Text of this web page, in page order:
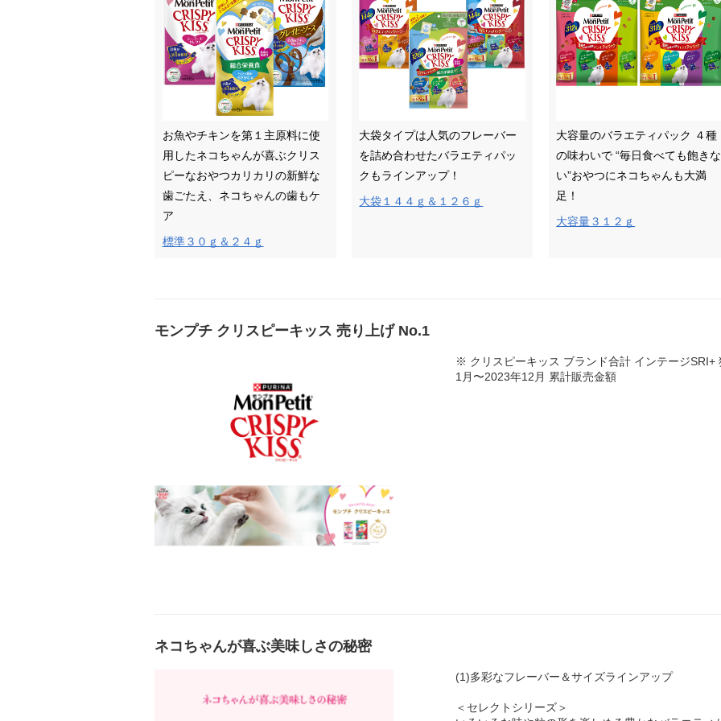
お魚やチキンを第１主原料に使
用したネコちゃんが喜ぶクリス
ピーなおやつカリカリの新鮮な
歯ごたえ、ネコちゃんの歯もケ
ア
標準３０ｇ＆２４ｇ
大袋タイプは人気のフレーバー
を詰め合わせたバラエティパッ
クもラインアップ！
大袋１４４ｇ＆１２６ｇ
大容量のバラエティパック ４種
の味わいで “毎日食べても飽きな
い”おやつにネコちゃんも大満
足！
大容量３１２ｇ
モンプチ クリスピーキッス 売り上げ No.1
※ クリスピーキッス ブランド合計 インテージ
1月〜2023年12月 累計販売金額
ネコちゃんが喜ぶ美味しさの秘密
(1)多彩なフレーバー＆サイズラインアップ
＜セレクトシリーズ＞